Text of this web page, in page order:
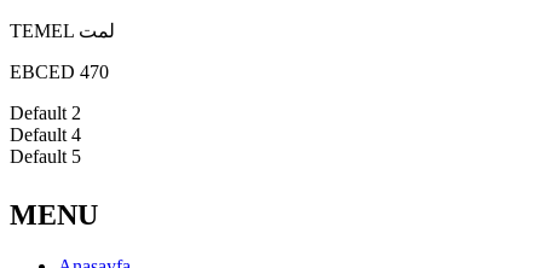
TEMEL لمت
EBCED 470
Default 2
Default 4
Default 5
MENU